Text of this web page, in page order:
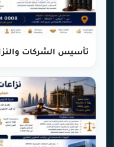
تأسيس الشركات